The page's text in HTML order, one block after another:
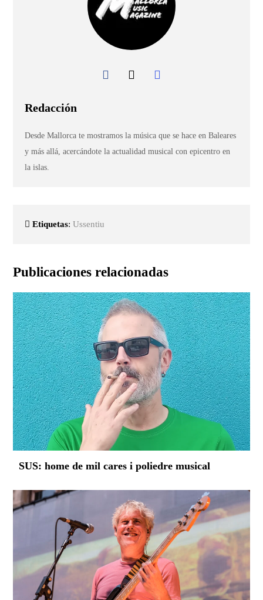
Redacción
Desde Mallorca te mostramos la música que se hace en Baleares
y más allá, acercándote la actualidad musical con epicentro en
la islas.
Etiquetas:Ussentiu
Publicaciones relacionadas
SUS: home de mil cares i poliedre musical